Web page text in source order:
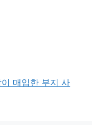
매입한 부지 사